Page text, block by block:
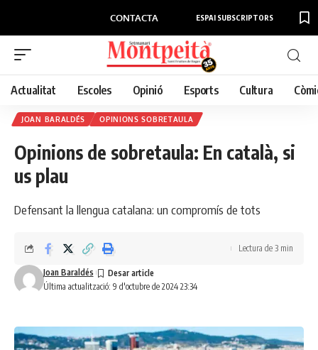
CONTACTA ESPAI SUBSCRIPTORS
Actualitat Escoles Opinió Esports Cultura
JOAN BARALDÉS OPINIONS SOBRETAULA
Opinions de sobretaula: En català, si
us plau
Defensant la llengua catalana: un compromís de tots
Última actualització: 9 d'octubre de 2024 23:34
Joan Baraldés
Lectura de 3 min